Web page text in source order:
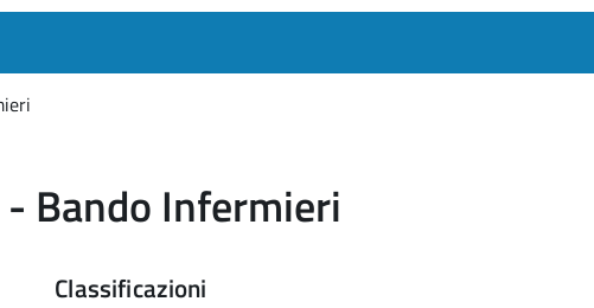
Bando Infermieri
Classificazioni